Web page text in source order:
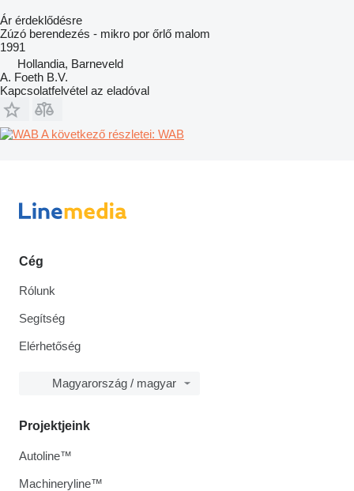
Ár érdeklődésre
Zúzó berendezés - mikro por őrlő malom
1991
Hollandia, Barneveld
A. Foeth B.V.
Kapcsolatfelvétel az eladóval
A következő részletei: WAB
Cég
Rólunk
Segítség
Elérhetőség
Magyarország / magyar
Projektjeink
Autoline™
Machineryline™